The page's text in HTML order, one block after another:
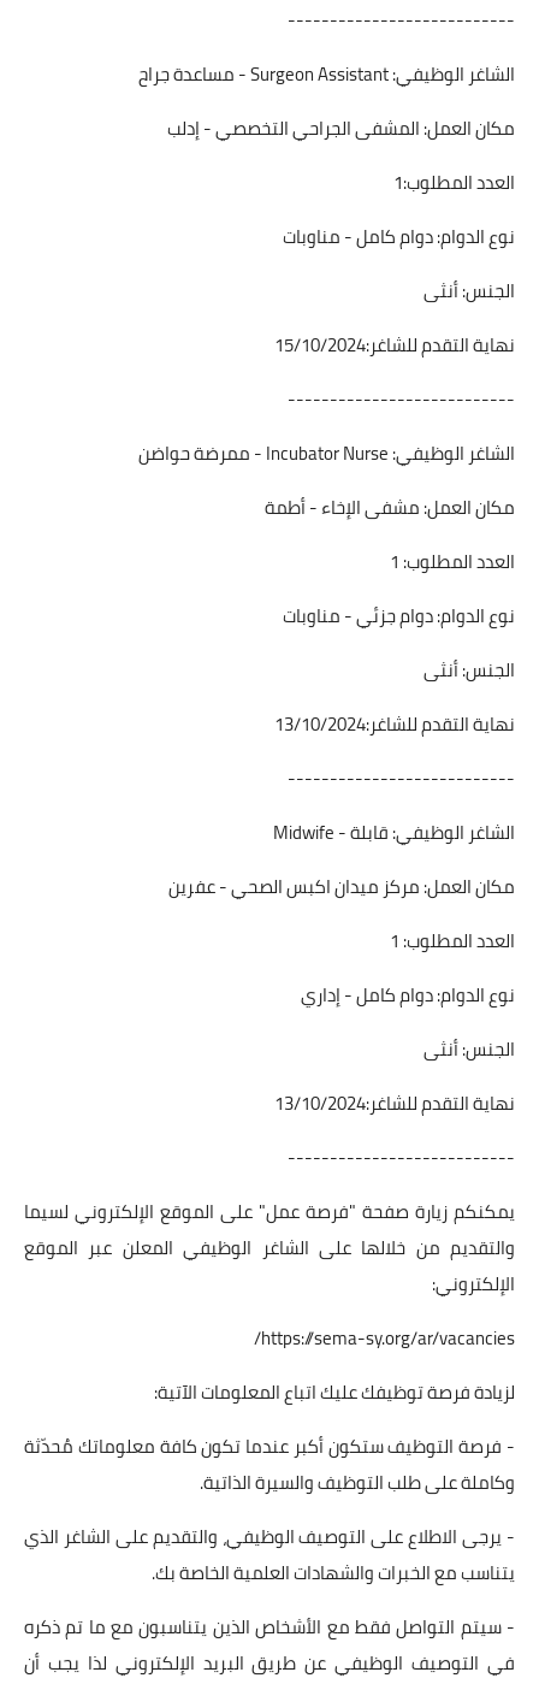
---------------------------
الشاغر الوظيفي: Surgeon Assistant - مساعدة جراح
مكان العمل: المشفى الجراحي التخصصي - إدلب
العدد المطلوب:1
نوع الدوام: دوام كامل - مناوبات
الجنس: أنثى
نهاية التقدم للشاغر:15/10/2024
---------------------------
الشاغر الوظيفي: Incubator Nurse - ممرضة حواضن
مكان العمل: مشفى الإخاء - أطمة
العدد المطلوب: 1
نوع الدوام: دوام جزئي - مناوبات
الجنس: أنثى
نهاية التقدم للشاغر:13/10/2024
---------------------------
الشاغر الوظيفي: قابلة - Midwife
مكان العمل: مركز ميدان اكبس الصحي - عفرين
العدد المطلوب: 1
نوع الدوام: دوام كامل - إداري
الجنس: أنثى
نهاية التقدم للشاغر:13/10/2024
---------------------------
يمكنكم زيارة صفحة "فرصة عمل" على الموقع الإلكتروني لسيما
والتقديم من خلالها على الشاغر الوظيفي المعلن عبر الموقع
الإلكتروني:
https://sema-sy.org/ar/vacancies/
لزيادة فرصة توظيفك عليك اتباع المعلومات الآتية:
- فرصة التوظيف ستكون أكبر عندما تكون كافة معلوماتك مُحدّثة
وكاملة على طلب التوظيف والسيرة الذاتية.
- يرجى الاطلاع على التوصيف الوظيفي، والتقديم على الشاغر الذي
يتناسب مع الخبرات والشهادات العلمية الخاصة بك.
- سيتم التواصل فقط مع الأشخاص الذين يتناسبون مع ما تم ذكره
في التوصيف الوظيفي عن طريق البريد الإلكتروني لذا يجب أن